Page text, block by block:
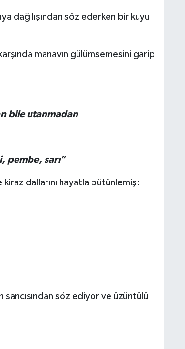
dağılışından söz ederken bir kuyu
manavın gülümsemesini garip
bile utanmadan
pembe, sarı”
dallarını hayatla bütünlemiş:
sancısından söz ediyor ve üzüntülü